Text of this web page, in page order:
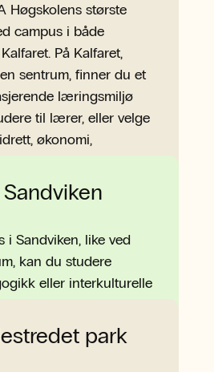
Høgskolens største
campus i både
På Kalfaret,
sentrum, finner du et
læringsmiljø
til lærer, eller velge
økonomi,
Kalfaret
i Sandviken, like ved
kan du studere
eller interkulturelle
Sandviken park